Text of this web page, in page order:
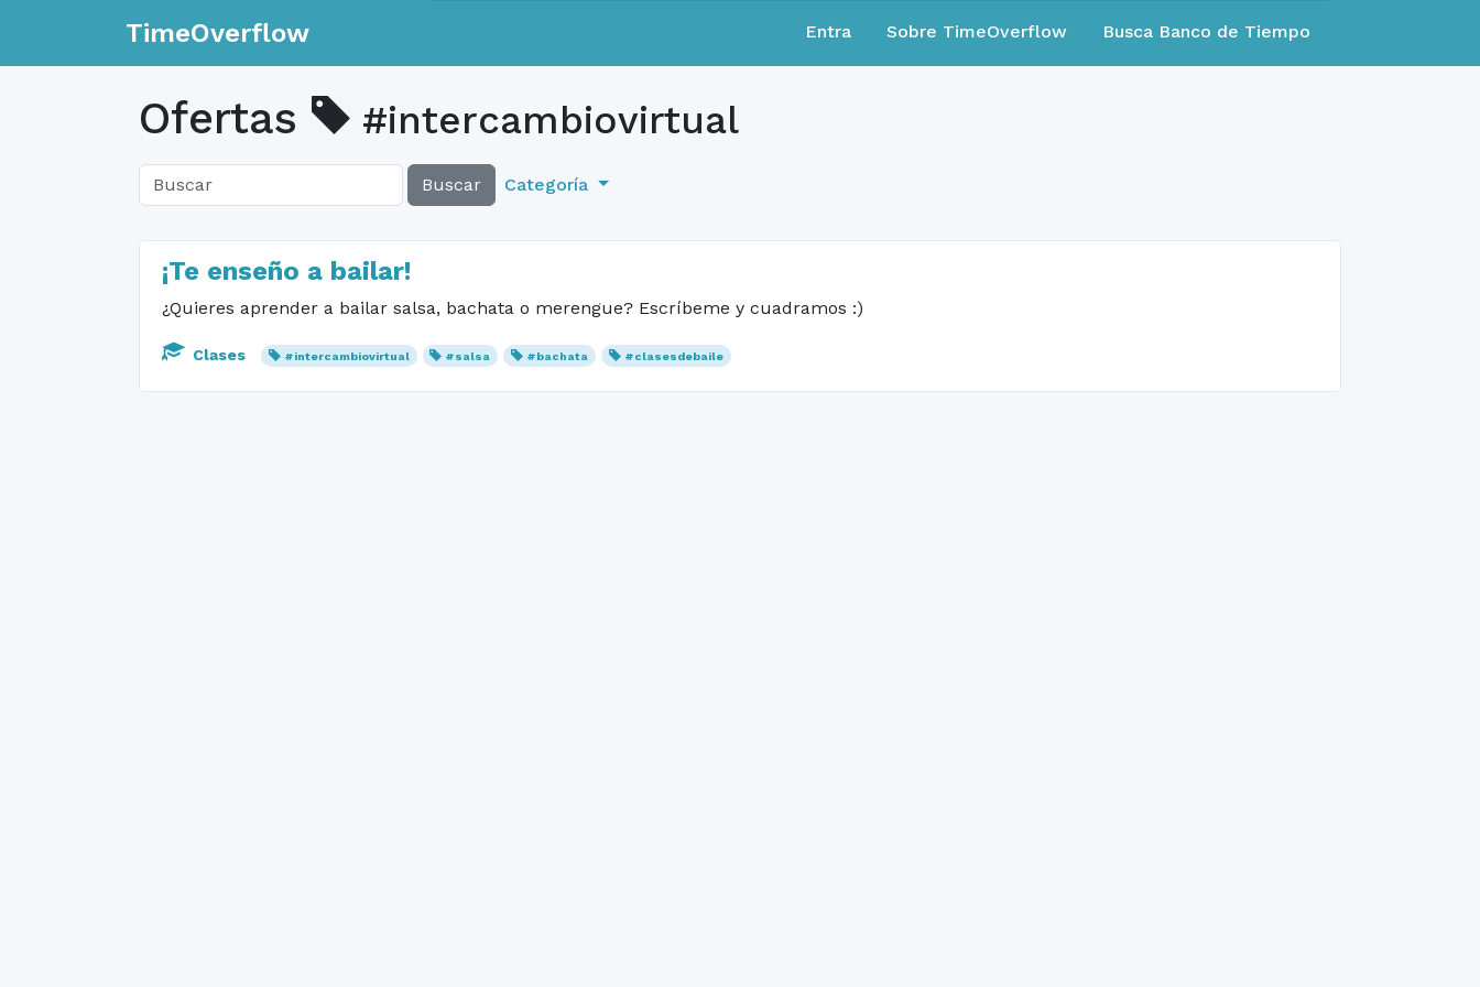
TimeOverflow Entra Sobre TimeOverflow Busca Banco de Tiempo
Ofertas #intercambiovirtual
Buscar Categoría
¡Te enseño a bailar!
¿Quieres aprender a bailar salsa, bachata o merengue? Escríbeme y cuadramos :)
Clases #intercambiovirtual #salsa #bachata #clasesdebaile